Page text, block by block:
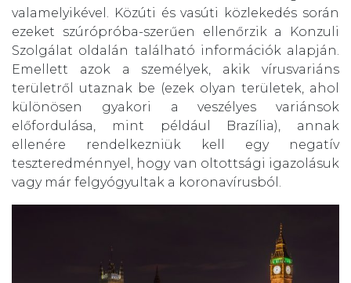
valamelyikével. Közúti és vasúti közlekedés során
ezeket szúrópróba-szerűen ellenőrzik a Konzuli
Szolgálat oldalán található információk alapján.
Emellett azok a személyek, akik vírusvariáns
területről utaznak be (ezek olyan területek, ahol
különösen gyakori a veszélyes variánsok
előfordulása, mint például Brazília), annak
ellenére rendelkezniük kell egy negatív
teszteredménnyel, hogy van oltottsági igazolásuk
vagy már felgyógyultak a koronavírusból.